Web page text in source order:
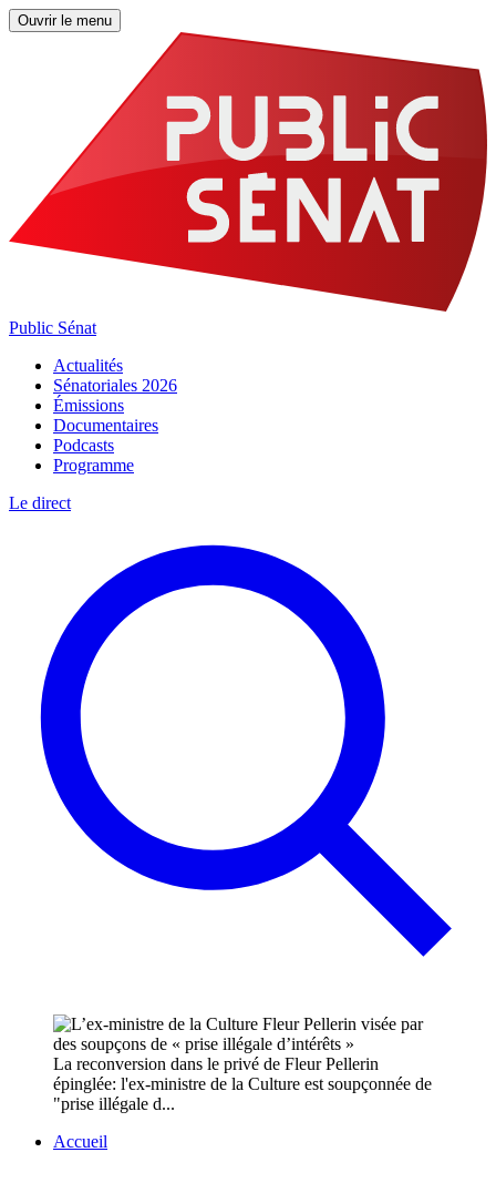
Ouvrir le menu
Public Sénat
Actualités
Sénatoriales 2026
Émissions
Documentaires
Podcasts
Programme
Le direct
La reconversion dans le privé de Fleur Pellerin
épinglée: l'ex-ministre de la Culture est soupçonnée de
"prise illégale d...
Accueil